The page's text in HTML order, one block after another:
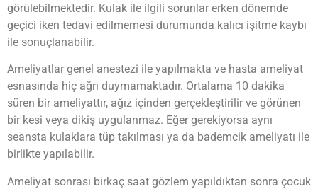
görülebilmektedir. Kulak ile ilgili sorunlar erken dönemde
geçici iken tedavi edilmemesi durumunda kalıcı işitme kaybı
ile sonuçlanabilir.
Ameliyatlar genel anestezi ile yapılmakta ve hasta ameliyat
esnasında hiç ağrı duymamaktadır. Ortalama 10 dakika
süren bir ameliyattır, ağız içinden gerçekleştirilir ve görünen
bir kesi veya dikiş uygulanmaz. Eğer gerekiyorsa aynı
seansta kulaklara tüp takılması ya da bademcik ameliyatı ile
birlikte yapılabilir.
Ameliyat sonrası birkaç saat gözlem yapıldıktan sonra çocuk